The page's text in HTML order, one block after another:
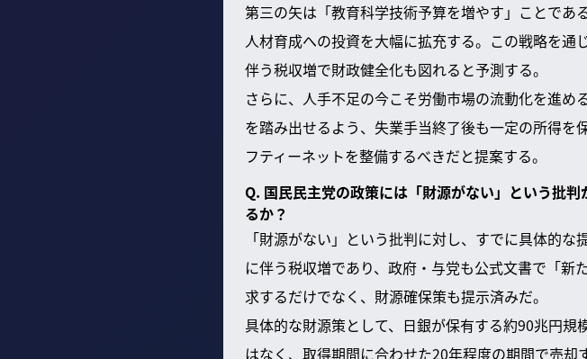
第三の矢は「教育科学技術予算を増やす」ことで
人材育成への投資を大幅に拡充する。この戦略を通
伴う税収増で財政健全化も図れると予測する。
さらに、人手不足の今こそ労働市場の流動化を進
を踏み出せるよう、失業手当終了後も一定の所得
フティーネットを整備するべきだと提案する。
Q. 国民民主党の政策には「財源がない」という批
るか？
「財源がない」という批判に対し、すでに具体的
に伴う税収増であり、政府・与党も公式文書で「
求するだけでなく、財源確保策も提示済みだ。
具体的な財源策として、日銀が保有する約90兆円
はなく、取得期間に合わせた20年程度の期間で売却